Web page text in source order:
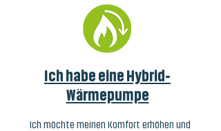
Ich habe eine Hybrid-
Wärmepumpe
Ich möchte meinen Komfort erhöhen und